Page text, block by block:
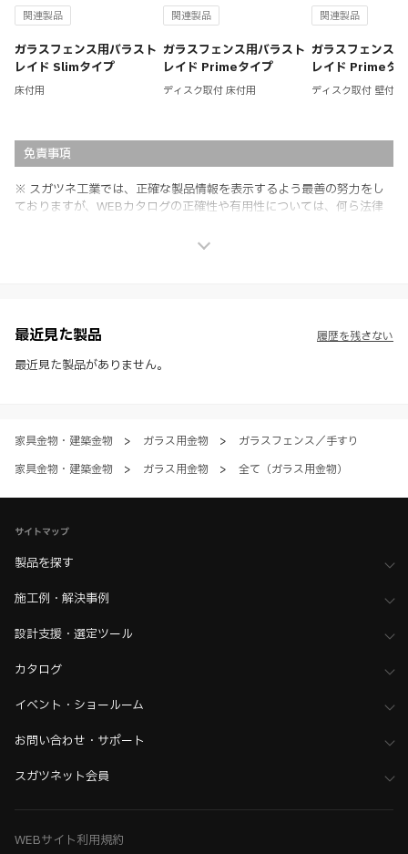
関連製品
ガラスフェンス用バラスト
レイド Slimタイプ
床付用
関連製品
ガラスフェンス用バラスト
レイド Primeタイプ
ディスク取付 床付用
関連製品
ガラスフェンス
レイド Primeタ
ディスク取付 壁付用
免責事項
※ スガツネ工業では、正確な製品情報を表示するよう最善の努力をし
ておりますが、WEBカタログの正確性や有用性については、何ら法律
社製品の使用ご検討、又は販売促進目的の利用に限ります。
※ 本WEBサイト製品情報のご利用にあたっては、WEBサイト利用規
約、プライバシーポリシー、製品情報ガイドをご確認いただき、内容の
最近見た製品
最近見た製品がありません。
履歴を残さない
家具金物・建築金物 > ガラス用金物 >
ガラスフェンス／手すり
家具金物・建築金物
> ガラス用金物 > 全て（ガラス用金物）
サイトマップ
製品を探す
施工例・解決事例
設計支援・選定ツール
カタログ
イベント・ショールーム
お問い合わせ・サポート
スガツネット会員
WEBサイト利用規約